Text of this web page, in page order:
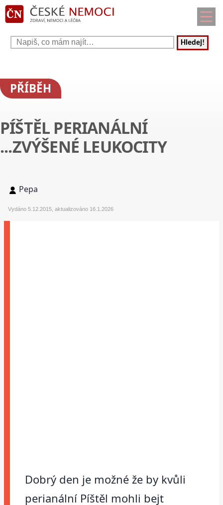
Hledej!
PŘÍBĚH
PÍŠTĚL PERIANÁLNÍ
...ZVÝŠENÉ LEUKOCITY
Pepa
Vydáno 5.12.2015, aktualizováno 16.1.2026
Dobrý den je možné že by kvůli
perianální Píštěl mohli bejt